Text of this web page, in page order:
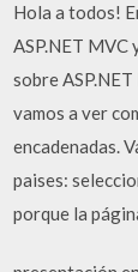
Hola a todos!
ASP.NET MVC
sobre
vamos a ver
encadenadas.
paises:
porque la